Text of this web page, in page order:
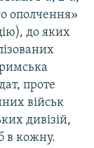
ополчення»
до яких
проте
військ
дивізій,
в кожну.